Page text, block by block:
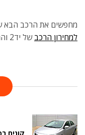
מחפשים את הרכב הבא
למחירון הרכב של יד2 והתחילו לחפש!